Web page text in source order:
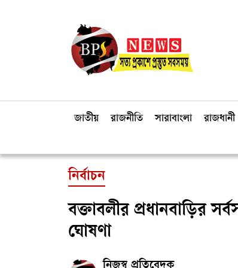
জাতীয় রাজনীতি সারাবাংলা রাজধানী
নির্বাচন
বক্তাবলীর প্রধানবাড়ির
ঘোষণা